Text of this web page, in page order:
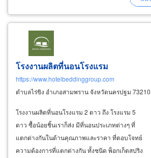
นอน เพื่อการนอนหลับที่มีคุณภาพและตื่นมาพร้อม
ความสดใสทุกวัน
โรงงานผลิตที่นอนโรงแรม
https://www.hotelbeddinggroup.com
ตำบลไร่ขิง อำเภอสามพราน จังหวัดนครปฐม 73210
โรงงานผลิตที่นอนโรงแรม 2 ดาว ถึง โรงแรม 5
ดาว ซื้อน้อยชิ้นเราก็ส่ง มีที่นอนประเภทต่างๆ ที่
แตกต่างกันในด้านคุณภาพและราคา ที่ตอบโจทย์
ความต้องการที่แตกต่างกัน ทั้งชนิด พ็อกเก็ตสปริง